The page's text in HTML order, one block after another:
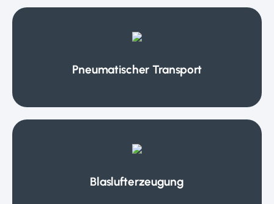
Pneumatischer Transport
Blaslufterzeugung